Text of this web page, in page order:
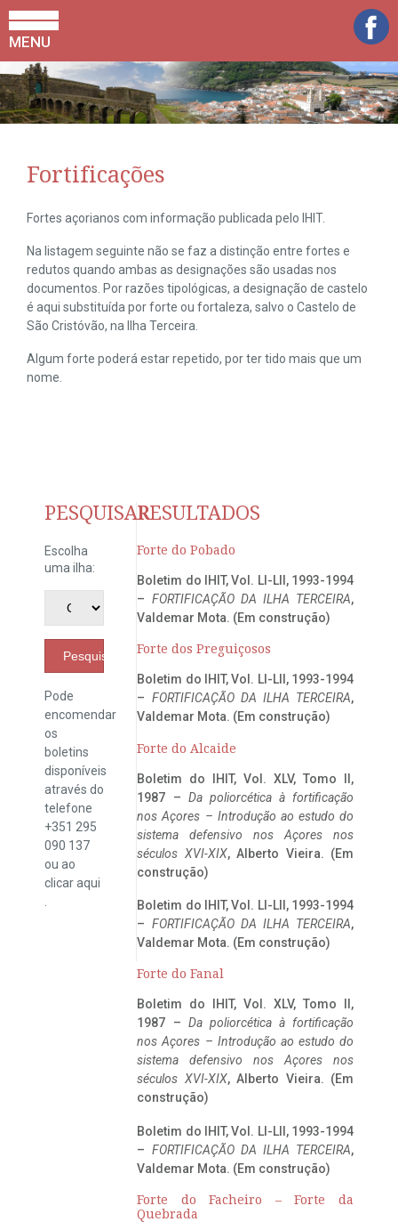
MENU
Fortificações
Fortes açorianos com informação publicada pelo IHIT.
Na listagem seguinte não se faz a distinção entre fortes e
redutos quando ambas as designações são usadas nos
documentos. Por razões tipológicas, a designação de castelo
é aqui substituída por forte ou fortaleza, salvo o Castelo de
São Cristóvão, na Ilha Terceira.
Algum forte poderá estar repetido, por ter tido mais que um
nome.
PESQUISAR
Escolha
uma ilha:
Pesquisar
Pode
encomendar
os
boletins
disponíveis
através do
telefone
+351 295
090 137
ou ao
clicaraqui
RESULTADOS
Forte do Pobado
Boletim do IHIT, Vol. LI-LII, 1993-1994
– FORTIFICAÇÃO DA ILHA TERCEIRA,
Valdemar Mota. (Em construção)
Forte dos Preguiçosos
Boletim do IHIT, Vol. LI-LII, 1993-1994
– FORTIFICAÇÃO DA ILHA TERCEIRA,
Valdemar Mota. (Em construção)
Forte do Alcaide
Boletim do IHIT, Vol. XLV, Tomo II,
1987 – Da poliorcética à fortificação
nos Açores – Introdução ao estudo do
sistema defensivo nos Açores nos
séculos XVI-XIX, Alberto Vieira. (Em
construção)
Boletim do IHIT, Vol. LI-LII, 1993-1994
– FORTIFICAÇÃO DA ILHA TERCEIRA,
Valdemar Mota. (Em construção)
Forte do Fanal
Boletim do IHIT, Vol. XLV, Tomo II,
1987 – Da poliorcética à fortificação
nos Açores – Introdução ao estudo do
sistema defensivo nos Açores nos
séculos XVI-XIX, Alberto Vieira. (Em
construção)
Boletim do IHIT, Vol. LI-LII, 1993-1994
– FORTIFICAÇÃO DA ILHA TERCEIRA,
Valdemar Mota. (Em construção)
Forte do Facheiro – Forte da
Quebrada